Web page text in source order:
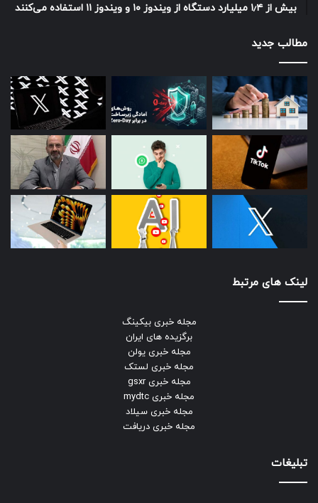
بیش از ۱٫۴ میلیارد دستگاه از ویندوز ۱۰ و ویندوز ۱۱ استفاده می‌کنند
مطالب جدید
لینک های مرتبط
مجله خبری بیکینگ
برگزیده های ایران
مجله خبری یولن
مجله خبری لستک
مجله خبری gsxr
مجله خبری mydtc
مجله خبری سیلاد
مجله خبری دریافت
تبلیغات